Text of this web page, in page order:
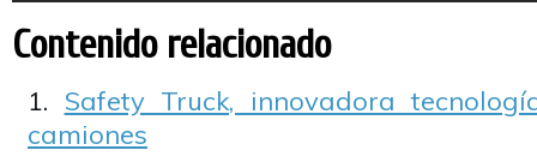
Contenido relacionado
Safety Truck, innovadora
camiones